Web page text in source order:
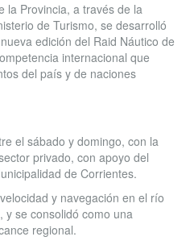
la Provincia, a través de la
de Turismo, se desarrolló
edición del Raid Náutico de
internacional que
del país y de naciones
el sábado y domingo, con la
privado, con apoyo del
de Corrientes.
y navegación en el río
y se consolidó como una
regional.